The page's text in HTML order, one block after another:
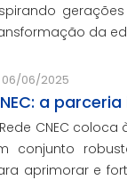
da
06/06/2025
a
CNEC
conjunto
aprimorar e